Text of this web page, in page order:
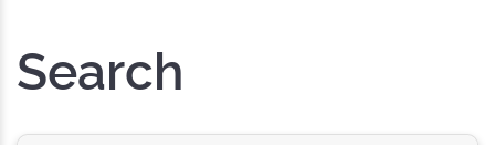
Search